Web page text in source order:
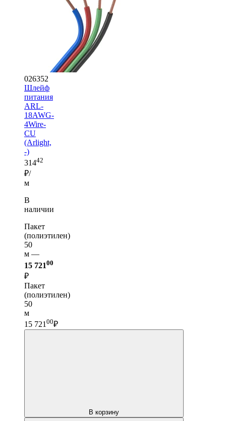
026352
Шлейф
питания
ARL-
18AWG-
4Wire-
CU
(Arlight,
-)
31442
₽/
м
В
наличии
Пакет
(полиэтилен)
50
м —
15 72100
₽
Пакет
(полиэтилен)
50
м
15 721 00₽
В корзину